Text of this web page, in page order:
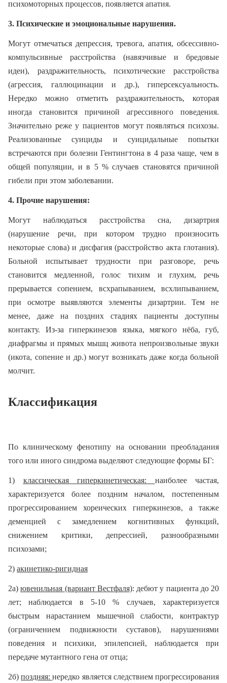
психомоторных процессов, появляется апатия.
3. Психические и эмоциональные нарушения.
Могут отмечаться депрессия, тревога, апатия, обсессивно-
компульсивные расстройства (навязчивые и бредовые
идеи), раздражительность, психотические расстройства
(агрессия, галлюцинации и др.), гиперсексуальность.
Нередко можно отметить раздражительность, которая
иногда становится причиной агрессивного поведения.
Значительно реже у пациентов могут появляться психозы.
Реализованные суициды и суицидальные попытки
встречаются при болезни Гентингтона в 4 раза чаще, чем в
общей популяции, и в 5 % случаев становятся причиной
гибели при этом заболевании.
4. Прочие нарушения:
Могут наблюдаться расстройства сна, дизартрия
(нарушение речи, при котором трудно произносить
некоторые слова) и дисфагия (расстройство акта глотания).
Больной испытывает трудности при разговоре, речь
становится медленной, голос тихим и глухим, речь
прерывается сопением, всхрапыванием, всхлипыванием,
при осмотре выявляются элементы дизартрии. Тем не
менее, даже на поздних стадиях пациенты доступны
контакту. Из-за гиперкинезов языка, мягкого нёба, губ,
диафрагмы и прямых мышц живота непроизвольные звуки
(икота, сопение и др.) могут возникать даже когда больной
молчит.
Классификация
По клиническому фенотипу на основании преобладания
того или иного синдрома выделяют следующие формы БГ:
1) классическая гиперкинетическая: наиболее частая,
характеризуется более поздним началом, постепенным
прогрессированием хореических гиперкинезов, а также
деменцией с замедлением когнитивных функций,
снижением критики, депрессией, разнообразными
психозами;
2) акинетико-ригидная
2а)ювенильная (вариант Вестфаля): дебют у пациента до 20
лет; наблюдается в 5-10 % случаев, характеризуется
быстрым нарастанием мышечной слабости, контрактур
(ограничением подвижности суставов), нарушениями
поведения и психики, эпилепсией, наблюдается при
передаче мутантного гена от отца;
2б)поздняя:нередко является следствием прогрессирования